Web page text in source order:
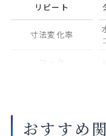
リピート
寸法変化率
大きな巾を仕立てる場合
おすすめ